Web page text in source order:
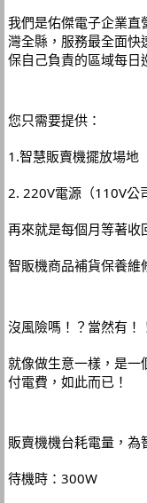
我們是佑傑電子企業直
灣全縣，服務最全面快
保自己負責的區域每日
您只需要提供：
1.智慧販賣機擺放場地
2. 220V電源（110V公
再來就是每個月等著收
智販機商品補貨保養維
沒風險嗎！？當然有！
就像做生意一樣，是一
付電費，如此而已！
販賣機機台耗電量，為
待機時：300W